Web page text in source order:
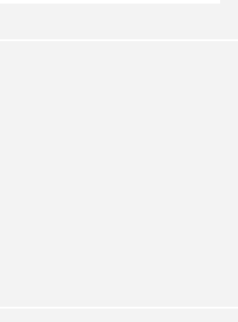
100のポイント」などを執筆。
職場内研修やケアマネ等の協会
のセミナー等にて伝達・指導